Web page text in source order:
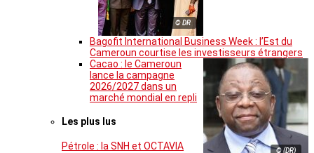
© DR
Bagofit International Business Week : l’Est du
Cameroun courtise les investisseurs étrangers
© (DR)
Cacao : le Cameroun
lance la campagne
2026/2027 dans un
marché mondial en repli
Les plus lus
Pétrole : la SNH et OCTAVIA